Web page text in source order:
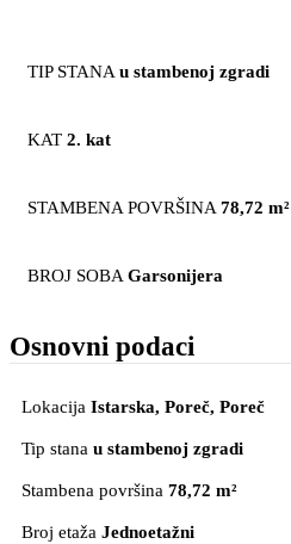
TIP STANA u stambenoj zgradi
KAT 2. kat
STAMBENA POVRŠINA 78,72 m²
BROJ SOBA Garsonijera
Osnovni podaci
Lokacija Istarska, Poreč, Poreč
Tip stana u stambenoj zgradi
Stambena površina 78,72 m²
Broj etaža Jednoetažni